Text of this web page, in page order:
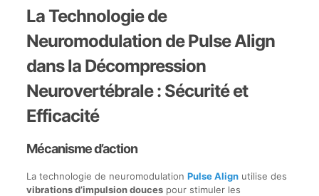
La Technologie de
Neuromodulation de Pulse Align
dans la Décompression
Neurovertébrale : Sécurité et
Efficacité
Mécanisme d’action
La technologie de neuromodulation Pulse Alignutilise des
vibrations d’impulsion doucespour stimuler les